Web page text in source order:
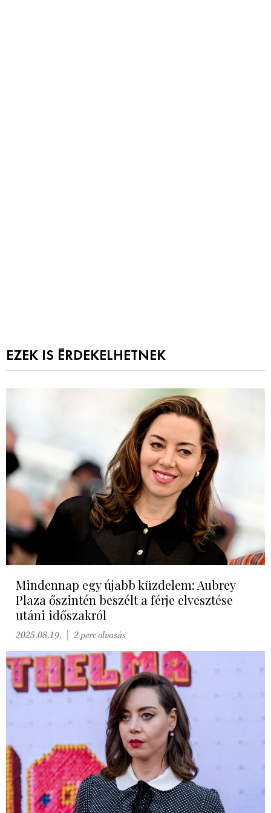
EZEK IS ÉRDEKELHETNEK
Mindennap egy újabb küzdelem: Aubrey
Plaza őszintén beszélt a férje elvesztése
utáni időszakról
2025.08.19. 2 perc olvasás